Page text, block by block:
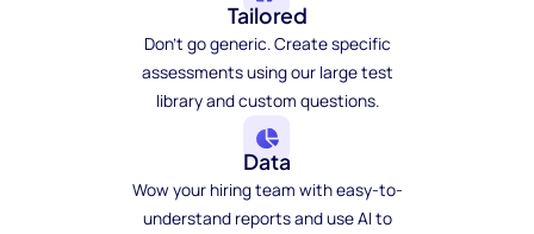
Tailored
Don't go generic. Create specific
assessments using our large test
library and custom questions.
Data
Wow your hiring team with easy-to-
understand reports and use AI to